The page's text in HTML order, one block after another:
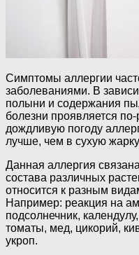
Симптомы аллергии
заболеваниями. В
полыни и содержания
болезни проявляется
дождливую погоду
лучше, чем в сухую
Данная аллергия
состава различных
относится к разным
Например: реакция на
подсолнечник,
томаты, мед, цикорий,
укроп.